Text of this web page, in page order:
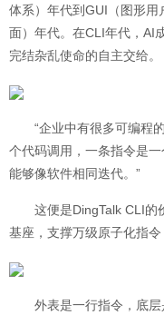
体系）年代到GUI（图形用
面）年代。在CLI年代，AI
完结杂乱使命的自主交给。
“企业中有很多可编程的
个代码调用，一条指令是
能够像软件相同迭代。”
这便是DingTalk CLI的
基座，支撑万级原子化指令
外表是一行指令，底层